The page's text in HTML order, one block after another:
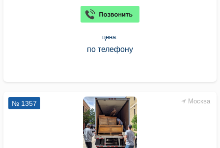
цена:
по телефону
Москва
№ 1357